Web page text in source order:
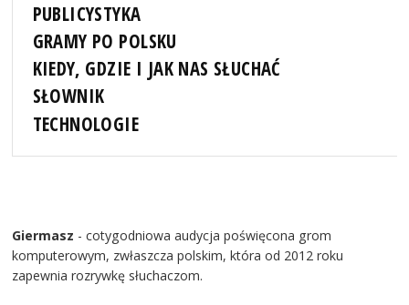
PUBLICYSTYKA
GRAMY PO POLSKU
KIEDY, GDZIE I JAK NAS SŁUCHAĆ
SŁOWNIK
TECHNOLOGIE
Giermasz - cotygodniowa audycja poświęcona grom
komputerowym, zwłaszcza polskim, która od 2012 roku
zapewnia rozrywkę słuchaczom.